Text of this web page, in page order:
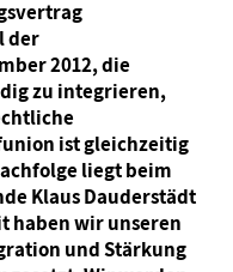
der
2012, die
zu integrieren,
ist gleichzeitig
liegt beim
Klaus Dauderstädt
haben wir unseren
und Stärkung